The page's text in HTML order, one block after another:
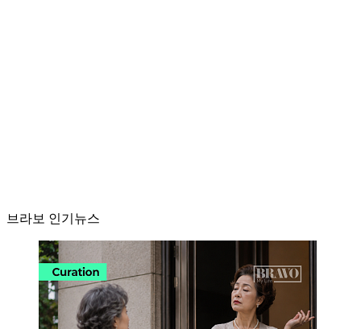
브라보 인기뉴스